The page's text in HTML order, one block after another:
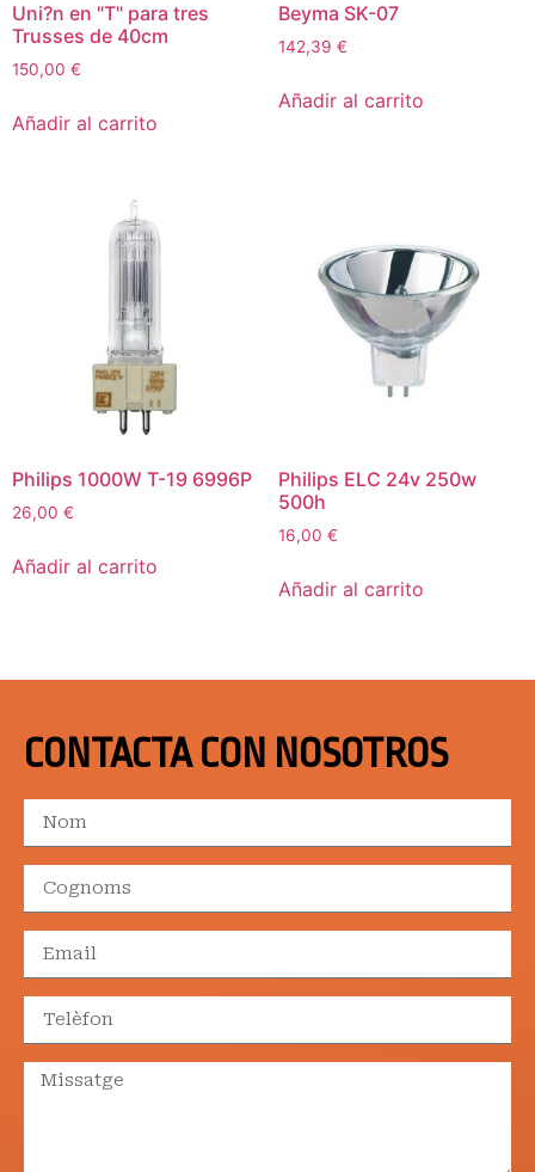
Uni?n en "T" para tres
Trusses de 40cm
150,00 €
Añadir al carrito
Beyma SK-07
142,39 €
Añadir al carrito
Philips 1000W T-19 6996P
26,00 €
Añadir al carrito
Philips ELC 24v 250w
500h
16,00 €
Añadir al carrito
CONTACTA CON NOSOTROS